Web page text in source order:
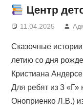
Центр
11.04.2025
Сказочные
летию со дня
Кристиана
Для ребят из 3 «Г»
Оноприенко Л.В.)